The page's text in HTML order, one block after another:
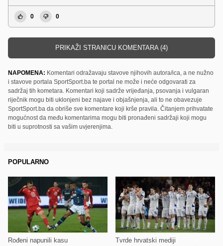
0 0
PRIKAŽI STRANICU KOMENTARA (4)
NAPOMENA: Komentari odražavaju stavove njihovih autora/ica, a ne nužno
i stavove portala SportSport.ba te portal ne može i neće odgovarati za
sadržaj tih kometara. Komentari koji sadrže vrijeđanja, psovanja i vulgaran
riječnik mogu biti uklonjeni bez najave i objašnjenja, ali to ne obavezuje
SportSport.ba da obriše sve komentare koji krše pravila. Čitanjem prihvatate
mogućnost da među komentarima mogu biti pronađeni sadržaji koji mogu
biti u suprotnosti sa vašim uvjerenjima.
POPULARNO
Rođeni napunili kasu Tvrde hrvatski mediji